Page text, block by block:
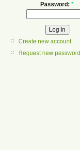
Password: *
Create new account
Request new password